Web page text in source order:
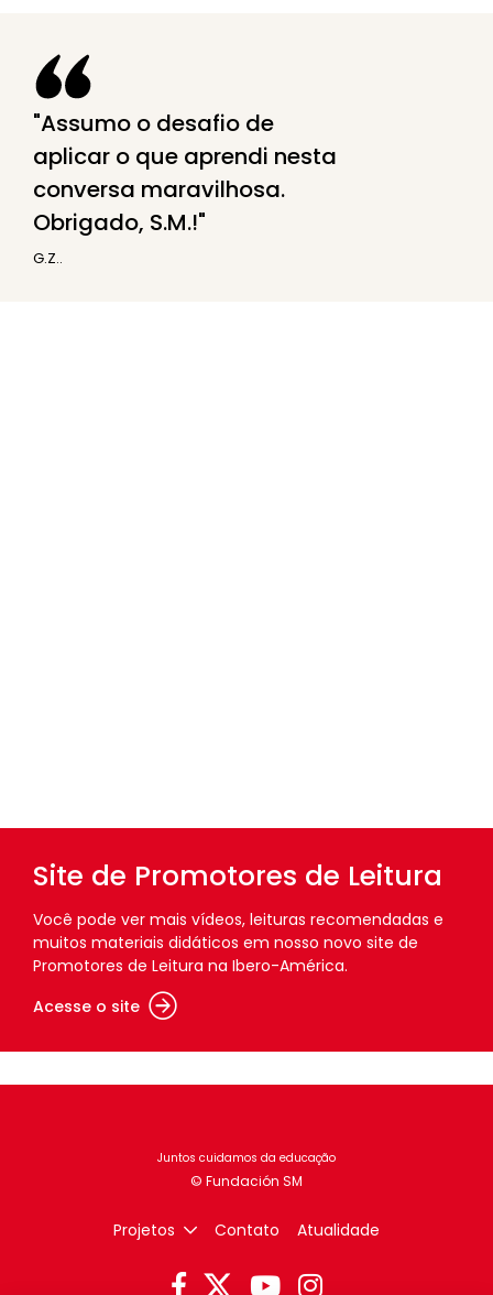
Assumo o desafio de
aplicar o que aprendi nesta
conversa maravilhosa.
Obrigado, S.M.!
G.Z..
Site de Promotores de Leitura
Você pode ver mais vídeos, leituras recomendadas e
muitos materiais didáticos em nosso novo site de
Promotores de Leitura na Ibero-América.
Acesse o site
Juntos cuidamos da educação
Projetos Contato Atualidade